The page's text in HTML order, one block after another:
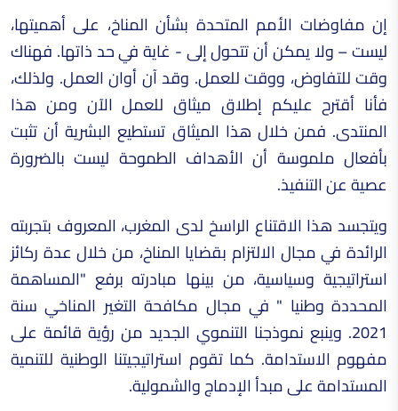
إن مفاوضات الأمم المتحدة بشأن المناخ، على أهميتها،
ليست – ولا يمكن أن تتحول إلى - غاية في حد ذاتها. فهناك
وقت للتفاوض، ووقت للعمل. وقد آن أوان العمل. ولذلك،
فأنا أقترح عليكم إطلاق ميثاق للعمل الآن ومن هذا
المنتدى. فمن خلال هذا الميثاق تستطيع البشرية أن تثبت
بأفعال ملموسة أن الأهداف الطموحة ليست بالضرورة
عصية عن التنفيذ.
ويتجسد هذا الاقتناع الراسخ لدى المغرب، المعروف بتجربته
الرائدة في مجال الالتزام بقضايا المناخ، من خلال عدة ركائز
استراتيجية وسياسية، من بينها مبادرته برفع "المساهمة
المحددة وطنيا " في مجال مكافحة التغير المناخي سنة
2021. وينبع نموذجنا التنموي الجديد من رؤية قائمة على
مفهوم الاستدامة. كما تقوم استراتيجيتنا الوطنية للتنمية
المستدامة على مبدأ الإدماج والشمولية.